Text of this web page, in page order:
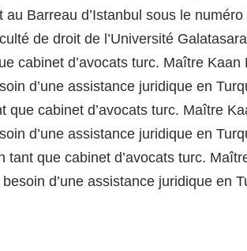
Barreau d’Istanbul sous le numéro
de droit de l’Université
cabinet d’avocats turc. Maître Kaan
d’une assistance juridique en
que cabinet d’avocats turc. Maître
d’une assistance juridique en
tant que cabinet d’avocats turc.
d’une assistance juridique en